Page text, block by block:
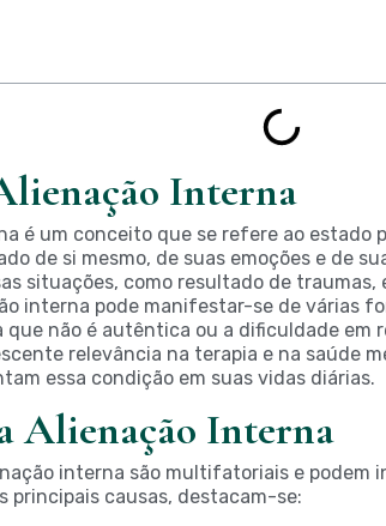
Interna
é um conceito que se refere ao estado
de si mesmo, de suas emoções e de
situações, como resultado de traumas,
interna pode manifestar-se de várias
que não é autêntica ou a dificuldade em
relevância na terapia e na saúde
essa condição em suas vidas diárias.
Alienação Interna
interna são multifatoriais e podem
principais causas, destacam-se: